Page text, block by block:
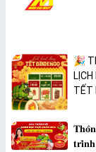
🎉
TẾT